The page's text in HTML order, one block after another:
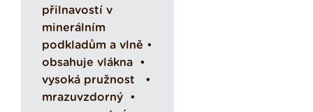
přilnavostí v
minerálním
podkladům a vlně •
obsahuje vlákna •
vysoká pružnost •
mrazuvzdorný •